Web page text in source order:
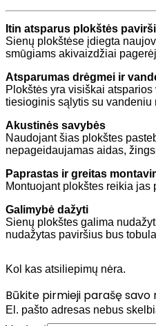
Itin atsparus plokštės
Sienų plokštėse įdiegta
smūgiams akivaizdžiai
Atsparumas drėgmei ir
Plokštės yra visiškai
tiesioginis sąlytis su
Akustinės savybės
Naudojant šias plokštes
nepageidaujamas aidas,
Paprastas ir greitas
Montuojant plokštes reikia
Galimybė dažyti
Sienų plokštes galima
nudažytas paviršius bus
Kol kas atsiliepimų nėra.
Būkite pirmieji parašę savo
El. pašto adresas nebus